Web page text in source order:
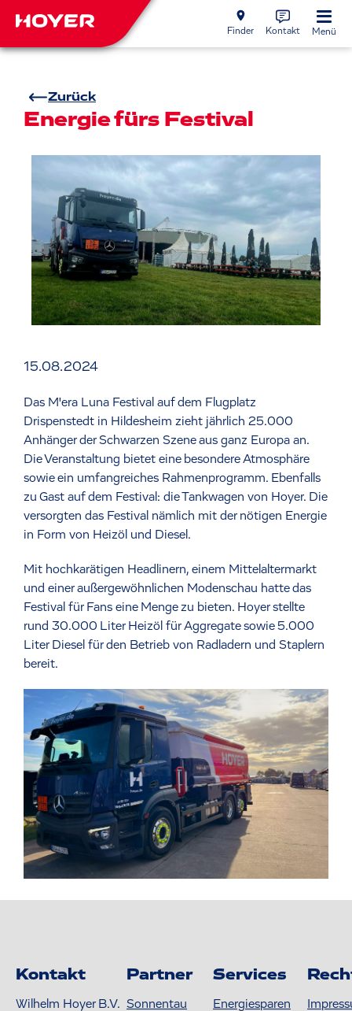
Finder Kontakt Menü
Zurück
Energie fürs Festival
15.08.2024
Das M'era Luna Festival auf dem Flugplatz
Drispenstedt in Hildesheim zieht jährlich 25.000
Anhänger der Schwarzen Szene aus ganz Europa an.
Die Veranstaltung bietet eine besondere Atmosphäre
sowie ein umfangreiches Rahmenprogramm. Ebenfalls
zu Gast auf dem Festival: die Tankwagen von Hoyer. Die
versorgten das Festival nämlich mit der nötigen Energie
in Form von Heizöl und Diesel.
Mit hochkarätigen Headlinern, einem Mittelaltermarkt
und einer außergewöhnlichen Modenschau hatte das
Festival für Fans eine Menge zu bieten. Hoyer stellte
rund 30.000 Liter Heizöl für Aggregate sowie 5.000
Liter Diesel für den Betrieb von Radladern und Staplern
bereit.
Kontakt
Wilhelm Hoyer B.V.
Partner
Sonnentau
Services
Energiesparen